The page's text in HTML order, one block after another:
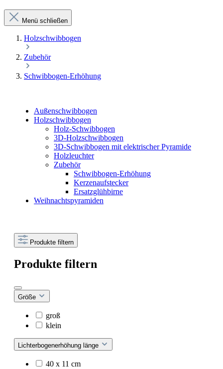
Menü schließen
Holzschwibbogen
Zubehör
Schwibbogen-Erhöhung
Außenschwibbogen
Holzschwibbogen
Holz-Schwibbogen
3D-Holzschwibbogen
3D-Schwibbogen mit elektrischer Pyramide
Holzleuchter
Zubehör
Schwibbogen-Erhöhung
Kerzenaufstecker
Ersatzglühbirne
Weihnachtspyramiden
Produkte filtern
Produkte filtern
Größe
groß
klein
Lichterbogenerhöhung länge
40 x 11 cm